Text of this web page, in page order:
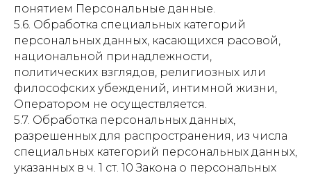
понятием Персональные данные.
5.6. Обработка специальных категорий
персональных данных, касающихся расовой,
национальной принадлежности,
политических взглядов, религиозных или
философских убеждений, интимной жизни,
Оператором не осуществляется.
5.7. Обработка персональных данных,
разрешенных для распространения, из числа
специальных категорий персональных данных,
указанных в ч. 1 ст. 10 Закона о персональных